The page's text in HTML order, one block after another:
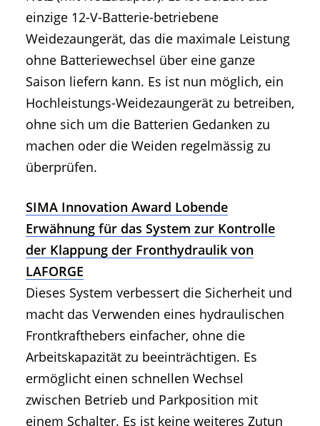
einzige 12-V-Batterie-betriebene
Weidezaungerät, das die maximale Leistung
ohne Batteriewechsel über eine ganze
Saison liefern kann. Es ist nun möglich, ein
Hochleistungs-Weidezaungerät zu betreiben,
ohne sich um die Batterien Gedanken zu
machen oder die Weiden regelmässig zu
überprüfen.
SIMA Innovation Award Lobende
Erwähnung für das System zur Kontrolle
der Klappung der Fronthydraulik von
LAFORGE
Dieses System verbessert die Sicherheit und
macht das Verwenden eines hydraulischen
Frontkrafthebers einfacher, ohne die
Arbeitskapazität zu beeinträchtigen. Es
ermöglicht einen schnellen Wechsel
zwischen Betrieb und Parkposition mit
einem Schalter. Es ist keine weiteres Zutun